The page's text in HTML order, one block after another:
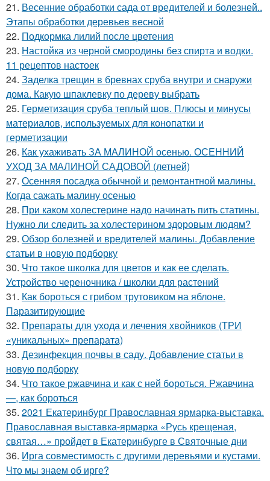
21. Весенние обработки сада от вредителей и болезней..
Этапы обработки деревьев весной
22. Подкормка лилий после цветения
23. Настойка из черной смородины без спирта и водки.
11 рецептов настоек
24. Заделка трещин в бревнах сруба внутри и снаружи
дома. Какую шпаклевку по дереву выбрать
25. Герметизация сруба теплый шов. Плюсы и минусы
материалов, используемых для конопатки и
герметизации
26. Как ухаживать ЗА МАЛИНОЙ осенью. ОСЕННИЙ
УХОД ЗА МАЛИНОЙ САДОВОЙ (летней)
27. Осенняя посадка обычной и ремонтантной малины.
Когда сажать малину осенью
28. При каком холестерине надо начинать пить статины.
Нужно ли следить за холестерином здоровым людям?
29. Обзор болезней и вредителей малины. Добавление
статьи в новую подборку
30. Что такое школка для цветов и как ее сделать.
Устройство череночника / школки для растений
31. Как бороться с грибом трутовиком на яблоне.
Паразитирующие
32. Препараты для ухода и лечения хвойников (ТРИ
«уникальных» препарата)
33. Дезинфекция почвы в саду. Добавление статьи в
новую подборку
34. Что такое ржавчина и как с ней бороться. Ржавчина
—, как бороться
35. 2021 Екатеринбург Православная ярмарка-выставка.
Православная выставка-ярмарка «Русь крещеная,
святая…» пройдет в Екатеринбурге в Святочные дни
36. Ирга совместимость с другими деревьями и кустами.
Что мы знаем об ирге?